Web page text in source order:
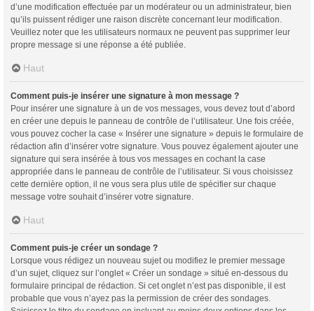
d’une modification effectuée par un modérateur ou un administrateur, bien
qu’ils puissent rédiger une raison discrète concernant leur modification.
Veuillez noter que les utilisateurs normaux ne peuvent pas supprimer leur
propre message si une réponse a été publiée.
Haut
Comment puis-je insérer une signature à mon message ?
Pour insérer une signature à un de vos messages, vous devez tout d’abord
en créer une depuis le panneau de contrôle de l’utilisateur. Une fois créée,
vous pouvez cocher la case « Insérer une signature » depuis le formulaire de
rédaction afin d’insérer votre signature. Vous pouvez également ajouter une
signature qui sera insérée à tous vos messages en cochant la case
appropriée dans le panneau de contrôle de l’utilisateur. Si vous choisissez
cette dernière option, il ne vous sera plus utile de spécifier sur chaque
message votre souhait d’insérer votre signature.
Haut
Comment puis-je créer un sondage ?
Lorsque vous rédigez un nouveau sujet ou modifiez le premier message
d’un sujet, cliquez sur l’onglet « Créer un sondage » situé en-dessous du
formulaire principal de rédaction. Si cet onglet n’est pas disponible, il est
probable que vous n’ayez pas la permission de créer des sondages.